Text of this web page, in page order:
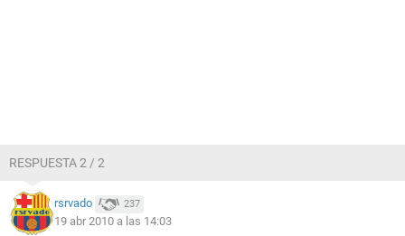
RESPUESTA 2 / 2
rsrvado 237
19 abr 2010 a las 14:03